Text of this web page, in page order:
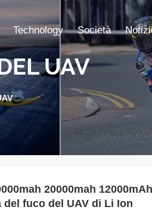
Technology Società
UAV
20000mah
del fuco del UAV di Li Ion